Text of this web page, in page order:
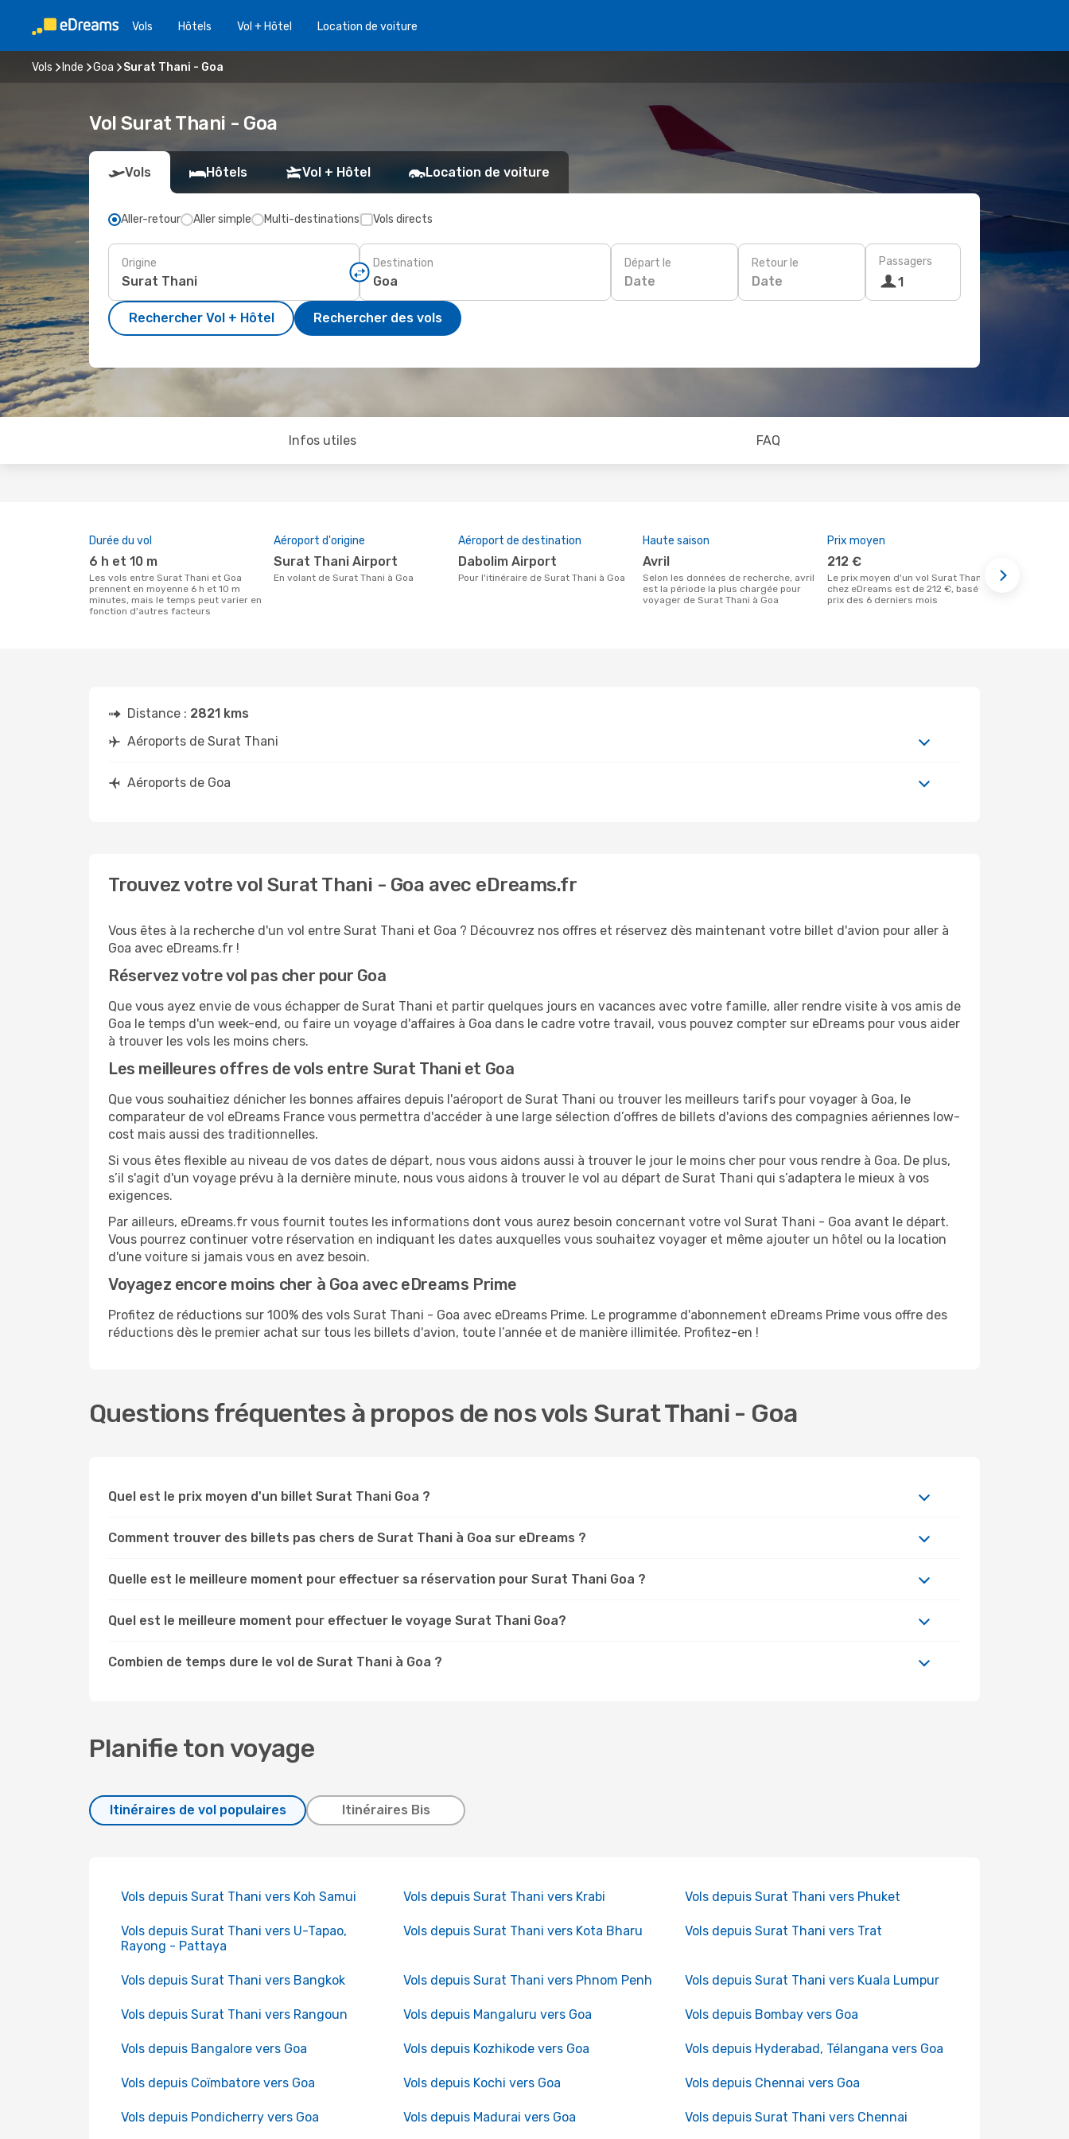
Vols Hôtels Vol + Hôtel Location de voiture
Vols Inde Goa Surat Thani - Goa
Vol Surat Thani - Goa
Vols Hôtels Vol + Hôtel Location de voiture
Aller-retour Aller simple Multi-destinations Vols directs
Origine Destination Départ le
Date
Retour le
Date
Passagers
1
Rechercher Vol + Hôtel Rechercher des vols
Infos utiles FAQ
Durée du vol
6 h et 10 m
Les vols entre Surat Thani et Goa
prennent en moyenne 6 h et 10 m
minutes, mais le temps peut varier en
fonction d'autres facteurs
Aéroport d'origine
Surat Thani Airport
En volant de Surat Thani à Goa
Aéroport de destination
Dabolim Airport
Pour l'itinéraire de Surat Thani à Goa
Haute saison
avril
Selon les données de recherche, avril
est la période la plus chargée pour
voyager de Surat Thani à Goa
Prix moyen
212 €
Le prix moyen d'un vol Surat Thani - Goa
chez eDreams est de 212 €, basé sur le
prix des 6 derniers mois
Distance : 2821 kms
Aéroports de Surat Thani
Aéroports de Goa
Trouvez votre vol Surat Thani - Goa avec eDreams.fr
Vous êtes à la recherche d'un vol entre Surat Thani et Goa ? Découvrez nos offres et réservez dès maintenant votre billet d'avion pour aller à
Goa avec eDreams.fr !
Réservez votre vol pas cher pour Goa
Que vous ayez envie de vous échapper de Surat Thani et partir quelques jours en vacances avec votre famille, aller rendre visite à vos amis de
Goa le temps d'un week-end, ou faire un voyage d'affaires à Goa dans le cadre votre travail, vous pouvez compter sur eDreams pour vous aider
à trouver les vols les moins chers.
Les meilleures offres de vols entre Surat Thani et Goa
Que vous souhaitiez dénicher les bonnes affaires depuis l'aéroport de Surat Thani ou trouver les meilleurs tarifs pour voyager à Goa, le
comparateur de vol eDreams France vous permettra d'accéder à une large sélection d’offres de billets d'avions des compagnies aériennes low-
cost mais aussi des traditionnelles.
Si vous êtes flexible au niveau de vos dates de départ, nous vous aidons aussi à trouver le jour le moins cher pour vous rendre à Goa. De plus,
s’il s'agit d'un voyage prévu à la dernière minute, nous vous aidons à trouver le vol au départ de Surat Thani qui s’adaptera le mieux à vos
exigences.
Par ailleurs, eDreams.fr vous fournit toutes les informations dont vous aurez besoin concernant votre vol Surat Thani - Goa avant le départ.
Vous pourrez continuer votre réservation en indiquant les dates auxquelles vous souhaitez voyager et même ajouter un hôtel ou la location
d'une voiture si jamais vous en avez besoin.
Voyagez encore moins cher à Goa avec eDreams Prime
Profitez de réductions sur 100% des vols Surat Thani - Goa avec eDreams Prime. Le programme d'abonnement eDreams Prime vous offre des
réductions dès le premier achat sur tous les billets d'avion, toute l’année et de manière illimitée. Profitez-en !
Questions fréquentes à propos de nos vols Surat Thani - Goa
Quel est le prix moyen d'un billet Surat Thani Goa ?
Comment trouver des billets pas chers de Surat Thani à Goa sur eDreams ?
Quelle est le meilleure moment pour effectuer sa réservation pour Surat Thani Goa ?
Quel est le meilleure moment pour effectuer le voyage Surat Thani Goa?
Combien de temps dure le vol de Surat Thani à Goa ?
Planifie ton voyage
Itinéraires de vol populaires Itinéraires Bis
Vols depuis Surat Thani vers Koh Samui Vols depuis Surat Thani vers Krabi Vols depuis Surat Thani vers Phuket
Vols depuis Surat Thani vers U-Tapao,
Rayong - Pattaya
Vols depuis Surat Thani vers Kota Bharu Vols depuis Surat Thani vers Trat
Vols depuis Surat Thani vers Bangkok Vols depuis Surat Thani vers Phnom Penh Vols depuis Surat Thani vers Kuala Lumpur
Vols depuis Surat Thani vers Rangoun Vols depuis Mangaluru vers Goa Vols depuis Bombay vers Goa
Vols depuis Bangalore vers Goa Vols depuis Kozhikode vers Goa Vols depuis Hyderabad, Télangana vers Goa
Vols depuis Coïmbatore vers Goa Vols depuis Kochi vers Goa Vols depuis Chennai vers Goa
Vols depuis Pondicherry vers Goa Vols depuis Madurai vers Goa Vols depuis Surat Thani vers Chennai